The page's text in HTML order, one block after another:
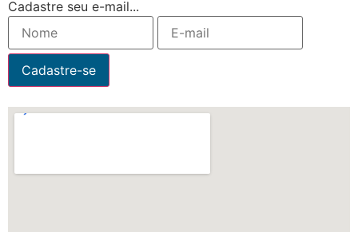
Cadastre seu e-mail...